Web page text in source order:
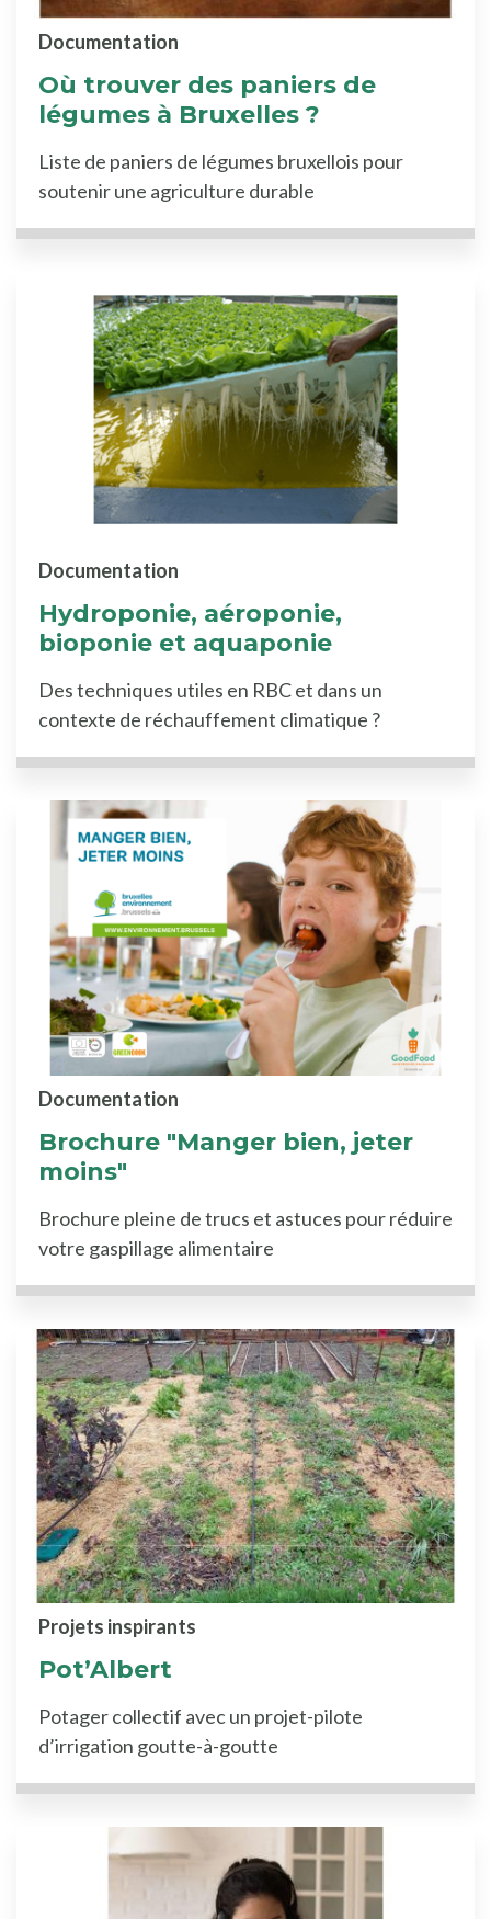
Où trouver des paniers de
légumes à Bruxelles ?
Documentation
Liste de paniers de légumes bruxellois pour
soutenir une agriculture durable
Hydroponie, aéroponie,
bioponie et aquaponie
Documentation
Des techniques utiles en RBC et dans un
contexte de réchauffement climatique ?
Brochure "Manger bien, jeter
moins"
Documentation
Brochure pleine de trucs et astuces pour réduire
votre gaspillage alimentaire
Pot’Albert
Projets inspirants
Potager collectif avec un projet-pilote
d’irrigation goutte-à-goutte